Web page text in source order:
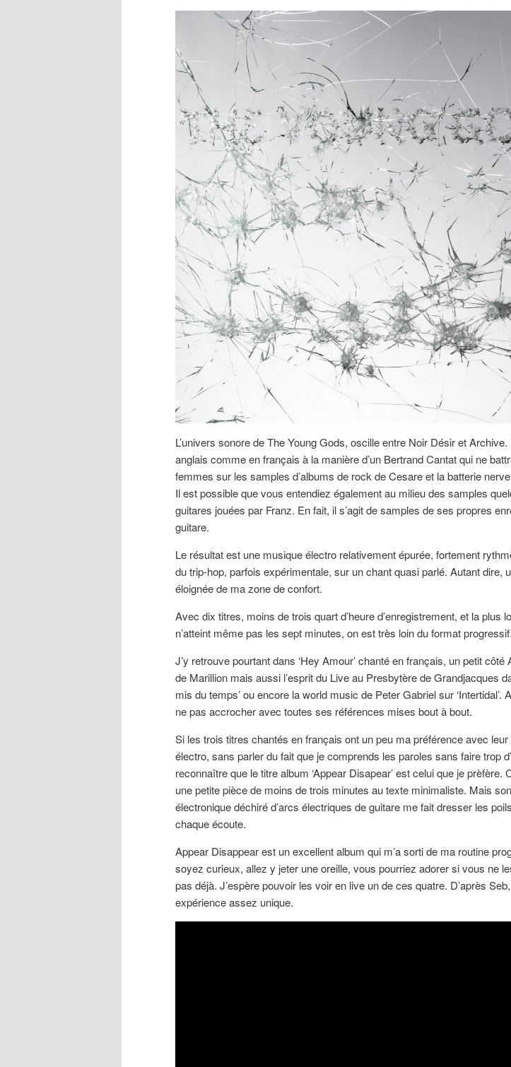
L’univers sonore de The Young Gods, oscille entre Noir Désir et
anglais comme en français à la manière d’un Bertrand Cantat qui ne
femmes sur les samples d’albums de rock de Cesare et la batterie
Il est possible que vous entendiez également au milieu des samples
guitares jouées par Franz. En fait, il s’agit de samples de ses propres
guitare.
Le résultat est une musique électro relativement épurée, fortement
du trip-hop, parfois expérimentale, sur un chant quasi parlé. Autant dire,
éloignée de ma zone de confort.
Avec dix titres, moins de trois quart d’heure d’enregistrement, et la plus
n’atteint même pas les sept minutes, on est très loin du format progressif.
J’y retrouve pourtant dans ‘Hey Amour’ chanté en français, un petit côté
de Marillion mais aussi l’esprit du Live au Presbytère de Grandjacques
mis du temps’ ou encore la world music de Peter Gabriel sur ‘Intertidal’.
ne pas accrocher avec toutes ses références mises bout à bout.
Si les trois titres chantés en français ont un peu ma préférence avec
électro, sans parler du fait que je comprends les paroles sans faire trop
reconnaître que le titre album ‘Appear Disapear’ est celui que je prèfère.
une petite pièce de moins de trois minutes au texte minimaliste. Mais
électronique déchiré d’arcs électriques de guitare me fait dresser les
chaque écoute.
Appear Disappear est un excellent album qui m’a sorti de ma routine
soyez curieux, allez y jeter une oreille, vous pourriez adorer si vous ne
pas déjà. J’espère pouvoir les voir en live un de ces quatre. D’après
expérience assez unique.